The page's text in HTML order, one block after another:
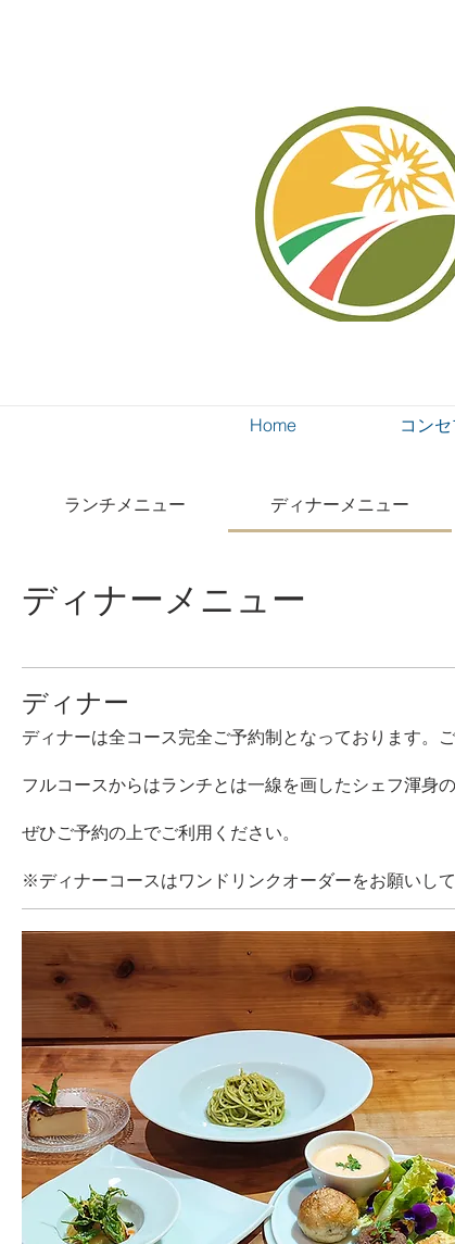
Home コンセ
ランチメニュー ディナーメニュー
ディナーメニュー
ディナー
ディナーは全コース完全ご予約制となっております。
フルコースからはランチとは一線を画したシェフ渾身の
ぜひご予約の上でご利用ください。
※ディナーコースはワンドリンクオーダーをお願いして